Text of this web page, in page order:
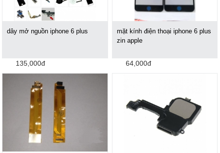
dây mở nguồn iphone 6 plus
135,000đ
mặt kính điện thoại iphone 6 plus
zin apple
64,000đ